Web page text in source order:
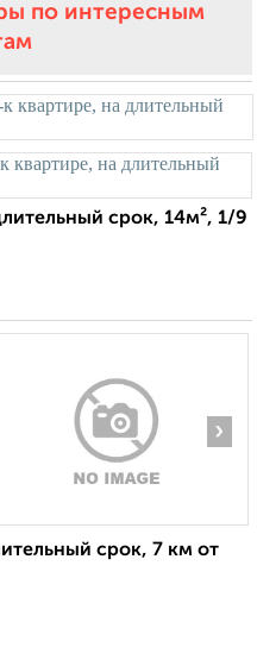
по интересным
срок, 14м², 1/9
›
срок, 7 км от